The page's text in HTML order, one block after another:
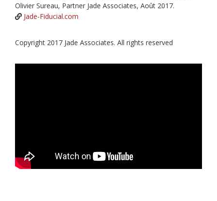
Olivier Sureau, Partner Jade Associates, Août 2017.
Jade-Fiducial.com
Copyright 2017 Jade Associates. All rights reserved